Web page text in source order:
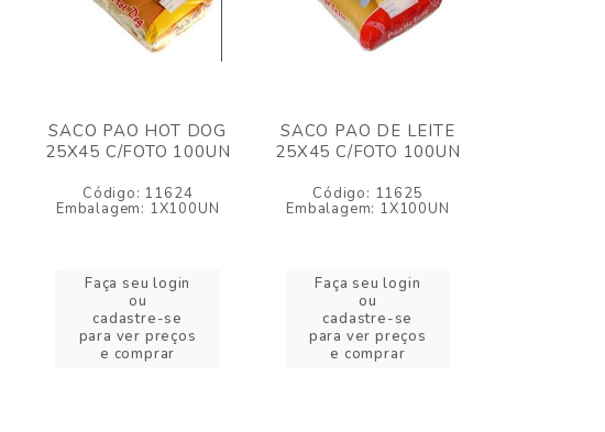
SACO PAO HOT DOG
25X45 C/FOTO 100UN
Código: 11624
Embalagem: 1X100UN
Faça seu login
ou
cadastre-se
para ver preços
e comprar
SACO PAO DE LEITE
25X45 C/FOTO 100UN
Código: 11625
Embalagem: 1X100UN
Faça seu login
ou
cadastre-se
para ver preços
e comprar